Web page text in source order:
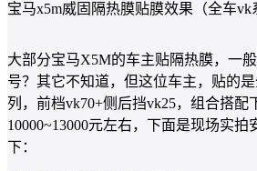
宝马x5m威固隔热膜贴膜效果（全车vk
大部分宝马X5M的车主贴隔热膜，一
号？其它不知道，但这位车主，贴的
列，前档vk70+侧后挡vk25，组合搭配
10000~13000元左右，下面是现场实拍
下：